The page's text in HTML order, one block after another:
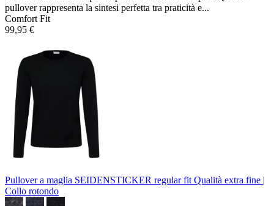
pullover rappresenta la sintesi perfetta tra praticità e...
Comfort Fit
99,95 €
Pullover a maglia SEIDENSTICKER regular fit Qualità extra fine |
Collo rotondo